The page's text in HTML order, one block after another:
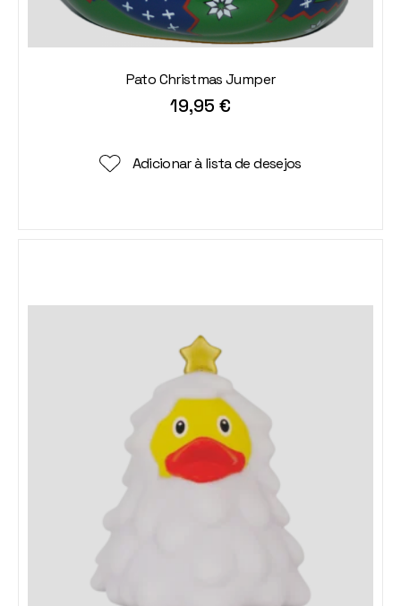
Pato Christmas Jumper
19,95 €
Adicionar à lista de desejos